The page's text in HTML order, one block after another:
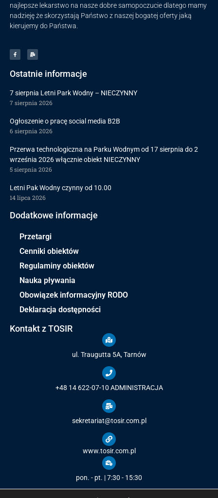
najlepsze lekarstwo na nasze dobre samopoczucie dlatego mamy
nadzieję że skorzystają Państwo z naszej bogatej oferty jaką
kierujemy do Państwa.
Ostatnie informacje
7 sierpnia Letni Park Wodny – NIECZYNNY
7 sierpnia 2026
Ogłoszenie o pracę social media B2B
6 sierpnia 2026
Przerwa technologiczna na Parku Wodnym od 17 sierpnia do 2
września 2026 włącznie obiekt NIECZYNNY
5 sierpnia 2026
Letni Pak Wodny czynny od 10.00
14 lipca 2026
Dodatkowe informacje
Przetargi
Cenniki obiektów
Regulaminy obiektów
Nauka pływania
Obowiązek informacyjny RODO
Deklaracja dostępności
Kontakt z TOSIR
ul. Traugutta 5A, Tarnów
+48 14 622-07-10 ADMINISTRACJA
sekretariat@tosir.com.pl
www.tosir.com.pl
pon. - pt. | 7:30 - 15:30